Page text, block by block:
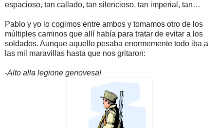
espacioso, tan callado, tan silencioso, tan imperial, tan…
Pablo y yo lo cogimos entre ambos y tomamos otro de los
múltiples caminos que allí había para tratar de evitar a los
soldados. Aunque aquello pesaba enormemente todo iba a
las mil maravillas hasta que nos gritaron:
-Alto alla legione genovesa!